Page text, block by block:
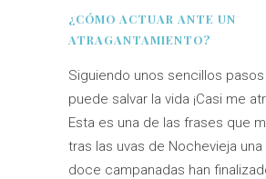
¿CÓMO ACTUAR ANTE UN
ATRAGANTAMIENTO?
Siguiendo unos sencillos
puede salvar la vida ¡Casi me
Esta es una de las frases que
tras las uvas de Nochevieja
doce campanadas han